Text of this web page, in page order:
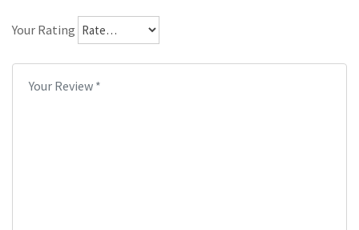
Your Rating